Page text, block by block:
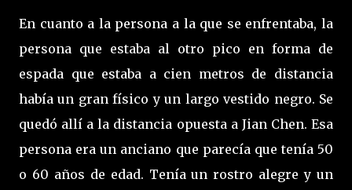
En cuanto a la persona a la que se enfrentaba, la
persona que estaba al otro pico en forma de
espada que estaba a cien metros de distancia
había un gran físico y un largo vestido negro. Se
quedó allí a la distancia opuesta a Jian Chen. Esa
persona era un anciano que parecía que tenía 50
o 60 años de edad. Tenía un rostro alegre y un